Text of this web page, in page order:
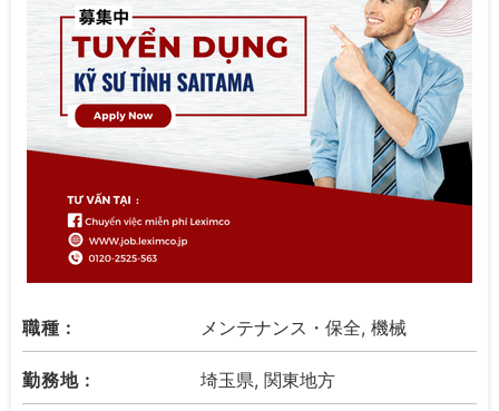
職種 : メンテナンス・保全, 機械
勤務地 : 埼玉県, 関東地方